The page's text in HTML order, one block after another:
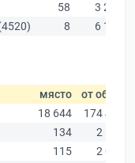
58
3 209
8 6 113
място от общо
18 644
174 403
134
2 595
115
2 078